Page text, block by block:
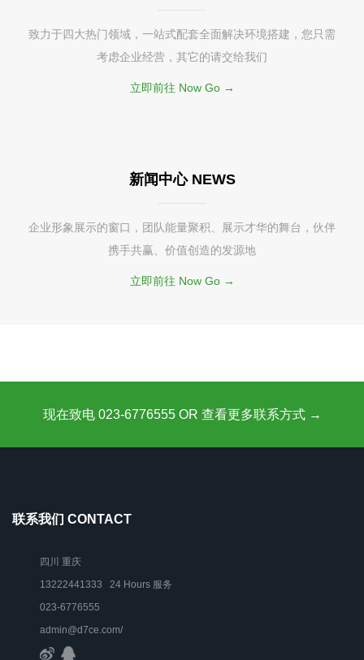
致力于四大热门领域，一站式配套全面解决环境搭建，您只需
考虑企业经营，其它的请交给我们
立即前往 Now Go →
新闻中心 NEWS
企业形象展示的窗口，团队能量聚积、展示才华的舞台，伙伴
携手共赢、价值创造的发源地
立即前往 Now Go →
现在致电 023-6776555 OR 查看更多联系方式 →
联系我们 CONTACT
四川 重庆
13222441333 24 Hours 服务
023-6776555
admin@d7ce.com/